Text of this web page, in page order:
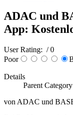
ADAC und
App:
User Rating: / 0
Poor
Details
Parent
von ADAC und